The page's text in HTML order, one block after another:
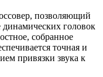
позволяющий
динамических головок
собранное
точная и
привязки звука к